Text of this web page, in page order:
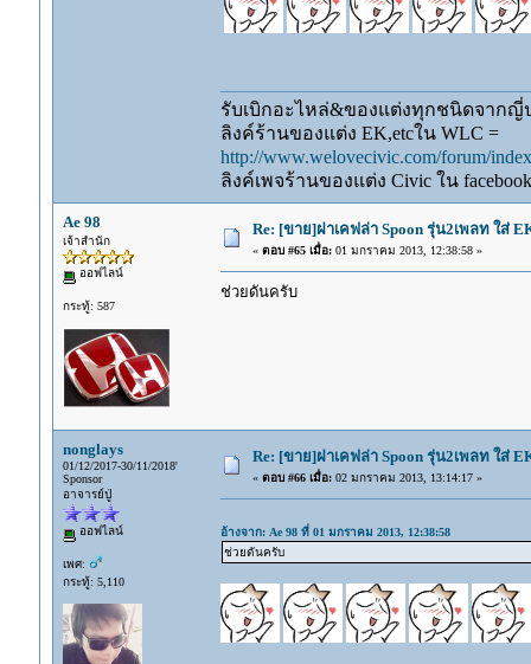
รับเบิกอะไหล่&ของแต่งทุกชนิดจากญี่
ลิงค์ร้านของแต่ง EK,etcใน WLC =
http://www.welovecivic.com/forum/
ลิงค์เพจร้านของแต่ง Civic ใน
Ae 98
เจ้าสำนัก
ออฟไลน์
กระทู้: 587
Re: [ขาย]ฝาเคฟล่า Spoon รุ่น2เพลท ใส่
« ตอบ #65 เมื่อ:01 มกราคม 2013, 12:38:58 »
ช่วยดันครับ
nonglays
01/12/2017-30/11/2018'
Sponsor
อาจารย์ปู่
ออฟไลน์
เพศ:
กระทู้: 5,110
Re: [ขาย]ฝาเคฟล่า Spoon รุ่น2เพลท ใส่
« ตอบ #66 เมื่อ:02 มกราคม 2013, 13:14:17 »
อ้างจาก: Ae 98 ที่ 01 มกราคม 2013, 12:38:58
ช่วยดันครับ